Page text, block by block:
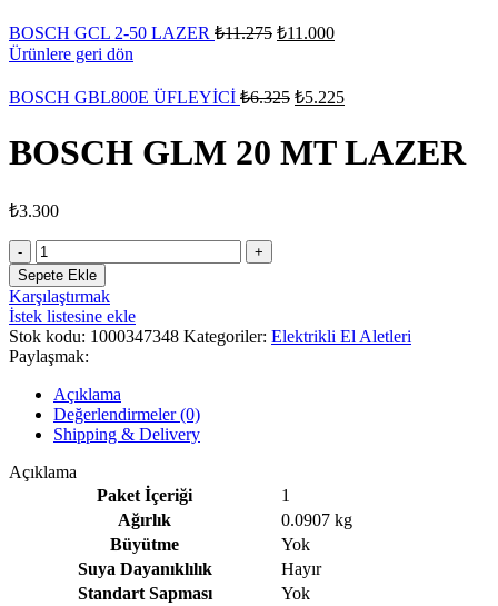
BOSCH GCL 2-50 LAZER ₺11.275 ₺11.000
Ürünlere geri dön
BOSCH GBL800E ÜFLEYİCİ ₺6.325 ₺5.225
BOSCH GLM 20 MT LAZER
₺3.300
BOSCH
GLM
20
MT
LAZER
adet
Sepete Ekle
Karşılaştırmak
İstek listesine ekle
Stok kodu: 1000347348 Kategoriler: Elektrikli El Aletleri
Paylaşmak:
Açıklama
Değerlendirmeler (0)
Shipping & Delivery
Açıklama
Paket İçeriği
1
Ağırlık
0.0907 kg
Büyütme
Yok
Suya Dayanıklılık
Hayır
Standart Sapması
Yok